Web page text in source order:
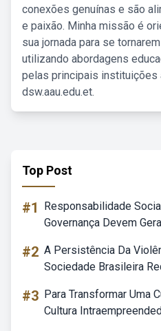
conexões genuínas e são
e paixão. Minha missão é
sua jornada para se
utilizando abordagens
pelas principais instituições
dsw.aau.edu.et.
Top Post
#1
Responsabilidade
Governança Devem
#2 A Persistência Da
Sociedade Brasileira
#3 Para Transformar Uma
Cultura